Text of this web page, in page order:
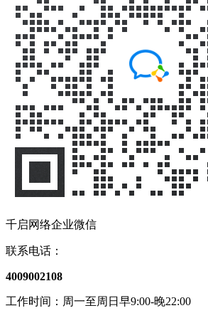
千启网络企业微信
联系电话：
4009002108
工作时间：周一至周日早9:00-晚22:00